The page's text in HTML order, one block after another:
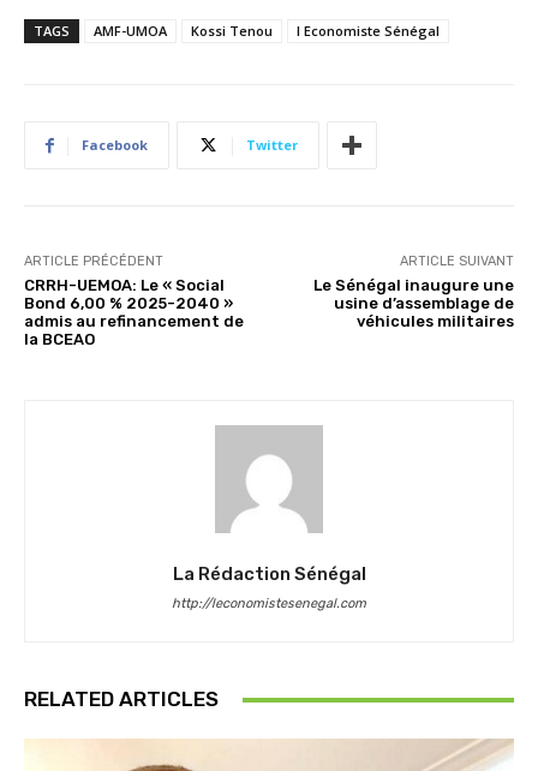
TAGS AMF-UMOA Kossi Tenou l Economiste Sénégal
Facebook Twitter
ARTICLE PRÉCÉDENT
CRRH-UEMOA: Le « Social
Bond 6,00 % 2025-2040 »
admis au refinancement de
la BCEAO
ARTICLE SUIVANT
Le Sénégal inaugure une
usine d’assemblage de
véhicules militaires
La Rédaction Sénégal
http://leconomistesenegal.com
RELATED ARTICLES